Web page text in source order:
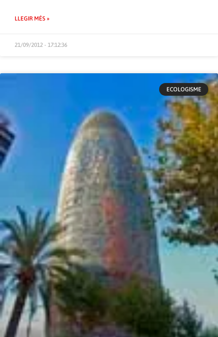
LLEGIR MÉS »
21/09/2012 - 17:12:36
ECOLOGISME